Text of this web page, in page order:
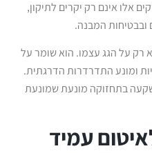
אלו אינם רק יקרים לתיקון,
ובבטיחות המבנה.
רק על הגג עצמו. הוא שומר על
ומונע התדרדרות הדרגתית.
בתחזוקה מונעת שמונעת
עמיד